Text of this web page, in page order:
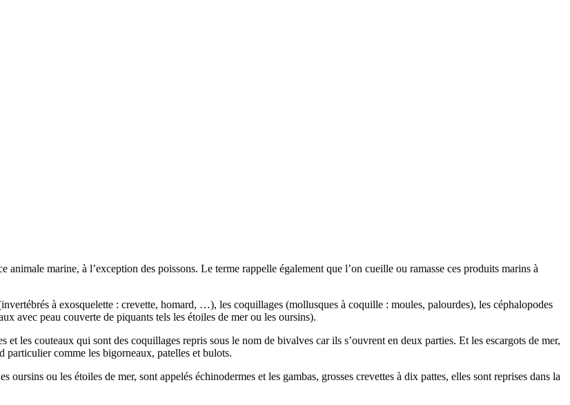
animale marine, à l’exception des poissons. Le terme rappelle également que l’on cueille ou ramasse ces produits marins à
à exosquelette : crevette, homard, …), les coquillages (mollusques à coquille : moules, palourdes), les céphalopodes
avec peau couverte de piquants tels les étoiles de mer ou les oursins).
les couteaux qui sont des coquillages repris sous le nom de bivalves car ils s’ouvrent en deux parties. Et les escargots de mer,
particulier comme les bigorneaux, patelles et bulots.
ou les étoiles de mer, sont appelés échinodermes et les gambas, grosses crevettes à dix pattes, elles sont reprises dans la